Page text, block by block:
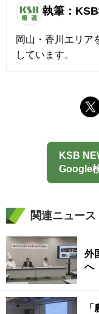
執筆：
岡山・香川エリア
しています。
KSB
Google
関連ニュース
外
へ